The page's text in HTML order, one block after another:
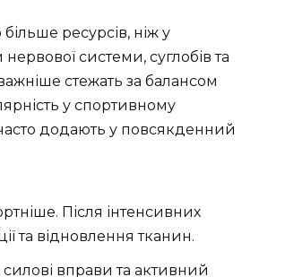
ресурсів, ніж у
системи, суглобів та
стежать за балансом
у спортивному
додають у повсякденний
Після інтенсивних
та відновлення тканин.
силові вправи та активний